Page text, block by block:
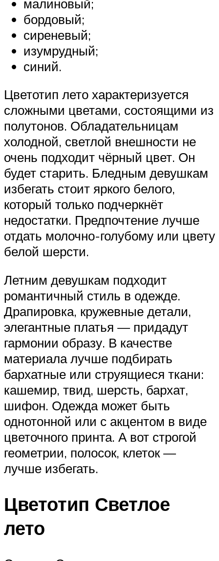
малиновый;
бордовый;
сиреневый;
изумрудный;
синий.
Цветотип лето характеризуется
сложными цветами, состоящими из
полутонов. Обладательницам
холодной, светлой внешности не
очень подходит чёрный цвет. Он
будет старить. Бледным девушкам
избегать стоит яркого белого,
который только подчеркнёт
недостатки. Предпочтение лучше
отдать молочно-голубому или цвету
белой шерсти.
Летним девушкам подходит
романтичный стиль в одежде.
Драпировка, кружевные детали,
элегантные платья — придадут
гармонии образу. В качестве
материала лучше подбирать
бархатные или струящиеся ткани:
кашемир, твид, шерсть, бархат,
шифон. Одежда может быть
однотонной или с акцентом в виде
цветочного принта. А вот строгой
геометрии, полосок, клеток —
лучше избегать.
Цветотип Светлое
лето